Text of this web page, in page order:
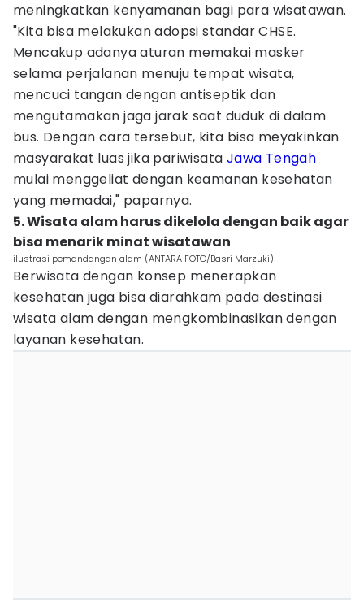
meningkatkan kenyamanan bagi para wisatawan.
"Kita bisa melakukan adopsi standar CHSE.
Mencakup adanya aturan memakai masker
selama perjalanan menuju tempat wisata,
mencuci tangan dengan antiseptik dan
mengutamakan jaga jarak saat duduk di dalam
bus. Dengan cara tersebut, kita bisa meyakinkan
masyarakat luas jika pariwisata Jawa Tengah
mulai menggeliat dengan keamanan kesehatan
yang memadai," paparnya.
5. Wisata alam harus dikelola dengan baik agar
bisa menarik minat wisatawan
ilustrasi pemandangan alam (ANTARA FOTO/Basri Marzuki)
Berwisata dengan konsep menerapkan
kesehatan juga bisa diarahkam pada destinasi
wisata alam dengan mengkombinasikan dengan
layanan kesehatan.